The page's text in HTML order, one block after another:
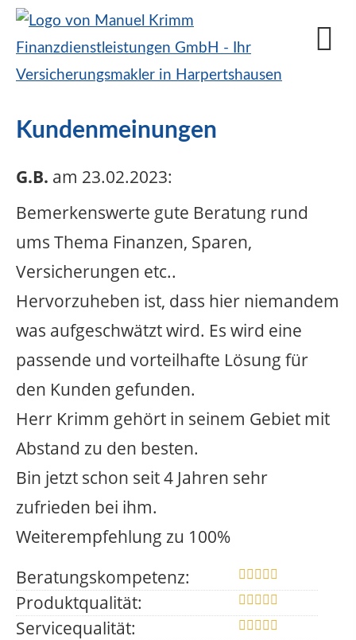
Kundenmeinungen
G.B. am 23.02.2023:
Bemerkenswerte gute Beratung rund
ums Thema Finanzen, Sparen,
Versicherungen etc..
Hervorzuheben ist, dass hier niemandem
was aufgeschwätzt wird. Es wird eine
passende und vorteilhafte Lösung für
den Kunden gefunden.
Herr Krimm gehört in seinem Gebiet mit
Abstand zu den besten.
Bin jetzt schon seit 4 Jahren sehr
zufrieden bei ihm.
Weiterempfehlung zu 100%
Beratungskompetenz:
Produktqualität:
Servicequalität: